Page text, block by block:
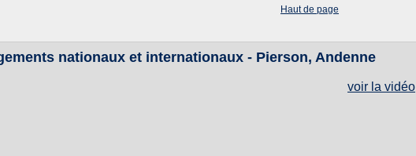
Haut de page
nationaux et internationaux - Pierson, Andenne
voir la vidéo